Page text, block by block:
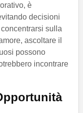
è
decisioni
sulla
ascoltare il
possono
incontrare